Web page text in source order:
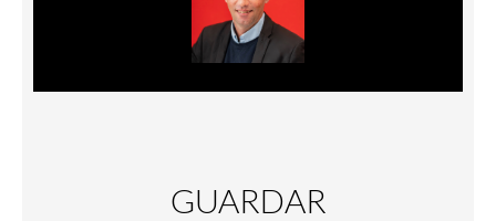
GUARDAR